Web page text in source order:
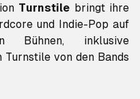
Turnstile bringt ihre
und Indie-Pop auf
Bühnen, inklusive
von den Bands